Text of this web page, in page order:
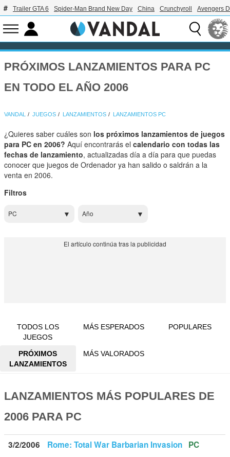
Trailer GTA 6 Spider-Man Brand New Day China Crunchyroll Avengers
PRÓXIMOS LANZAMIENTOS PARA PC
EN TODO EL AÑO 2006
VANDAL JUEGOS LANZAMIENTOS LANZAMIENTOS PC
¿Quieres saber cuáles son los próximos lanzamientos de juegos
para PC en 2006? Aquí encontrarás elcalendario con todas las
fechas de lanzamiento, actualizadas día a día para que puedas
conocer que juegos de Ordenador ya han salido o saldrán a la
venta en 2006.
Filtros
PC Año
TODOS LOS
JUEGOS
MÁS ESPERADOS POPULARES
PRÓXIMOS
LANZAMIENTOS
MÁS VALORADOS
LANZAMIENTOS MÁS POPULARES DE
2006 PARA PC
3/2/2006 Rome: Total War Barbarian Invasion PC